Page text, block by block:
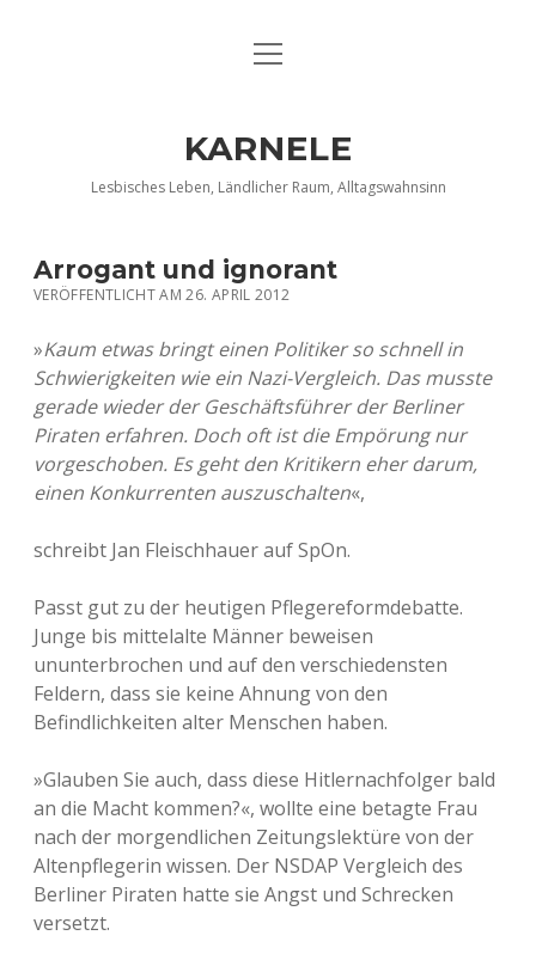
DATENSCHUTZERKLÄRUNG
Menü
KARNELE
Lesbisches Leben, Ländlicher Raum, Alltagswahnsinn
Arrogant und ignorant
VERÖFFENTLICHT AM 26. APRIL 2012
»Kaum etwas bringt einen Politiker so schnell in
Schwierigkeiten wie ein Nazi-Vergleich. Das musste
gerade wieder der Geschäftsführer der Berliner
Piraten erfahren. Doch oft ist die Empörung nur
vorgeschoben. Es geht den Kritikern eher darum,
einen Konkurrenten auszuschalten«,
schreibt Jan Fleischhauer auf SpOn.
Passt gut zu der heutigen Pflegereformdebatte.
Junge bis mittelalte Männer beweisen
ununterbrochen und auf den verschiedensten
Feldern, dass sie keine Ahnung von den
Befindlichkeiten alter Menschen haben.
»Glauben Sie auch, dass diese Hitlernachfolger bald
an die Macht kommen?«, wollte eine betagte Frau
nach der morgendlichen Zeitungslektüre von der
Altenpflegerin wissen. Der NSDAP Vergleich des
Berliner Piraten hatte sie Angst und Schrecken
versetzt.